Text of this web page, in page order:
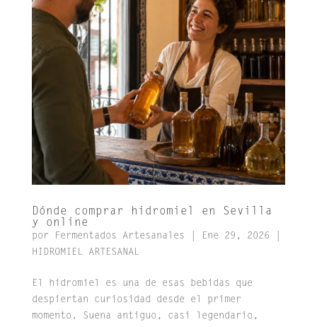
Dónde comprar hidromiel en Sevilla
y online
por Fermentados Artesanales Ene 29, 2026
HIDROMIEL ARTESANAL
El hidromiel es una de esas bebidas que
despiertan curiosidad desde el primer
momento. Suena antiguo, casi legendario,